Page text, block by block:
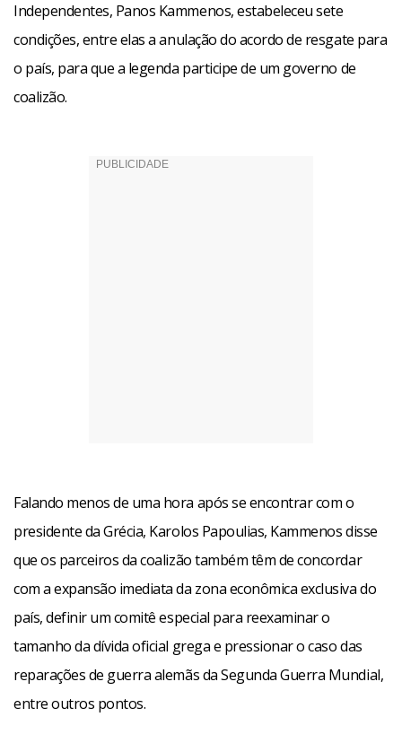
Independentes, Panos Kammenos, estabeleceu sete
condições, entre elas a anulação do acordo de resgate para
o país, para que a legenda participe de um governo de
coalizão.
Falando menos de uma hora após se encontrar com o
presidente da Grécia, Karolos Papoulias, Kammenos disse
que os parceiros da coalizão também têm de concordar
com a expansão imediata da zona econômica exclusiva do
país, definir um comitê especial para reexaminar o
tamanho da dívida oficial grega e pressionar o caso das
reparações de guerra alemãs da Segunda Guerra Mundial,
entre outros pontos.